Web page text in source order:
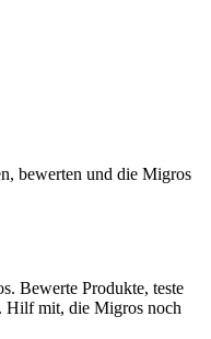
bewerten und die Migros
Bewerte Produkte, teste
Hilf mit, die Migros noch